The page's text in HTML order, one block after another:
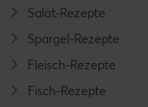
Salat-Rezepte
Spargel-Rezepte
Fleisch-Rezepte
Fisch-Rezepte